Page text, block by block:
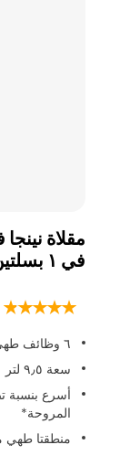
في ١ بسلتين، ٩.٥ لتر
٦ وظائف طهي
سعة ٩٫٥ لتر
المروحة*
منطقتا طهي